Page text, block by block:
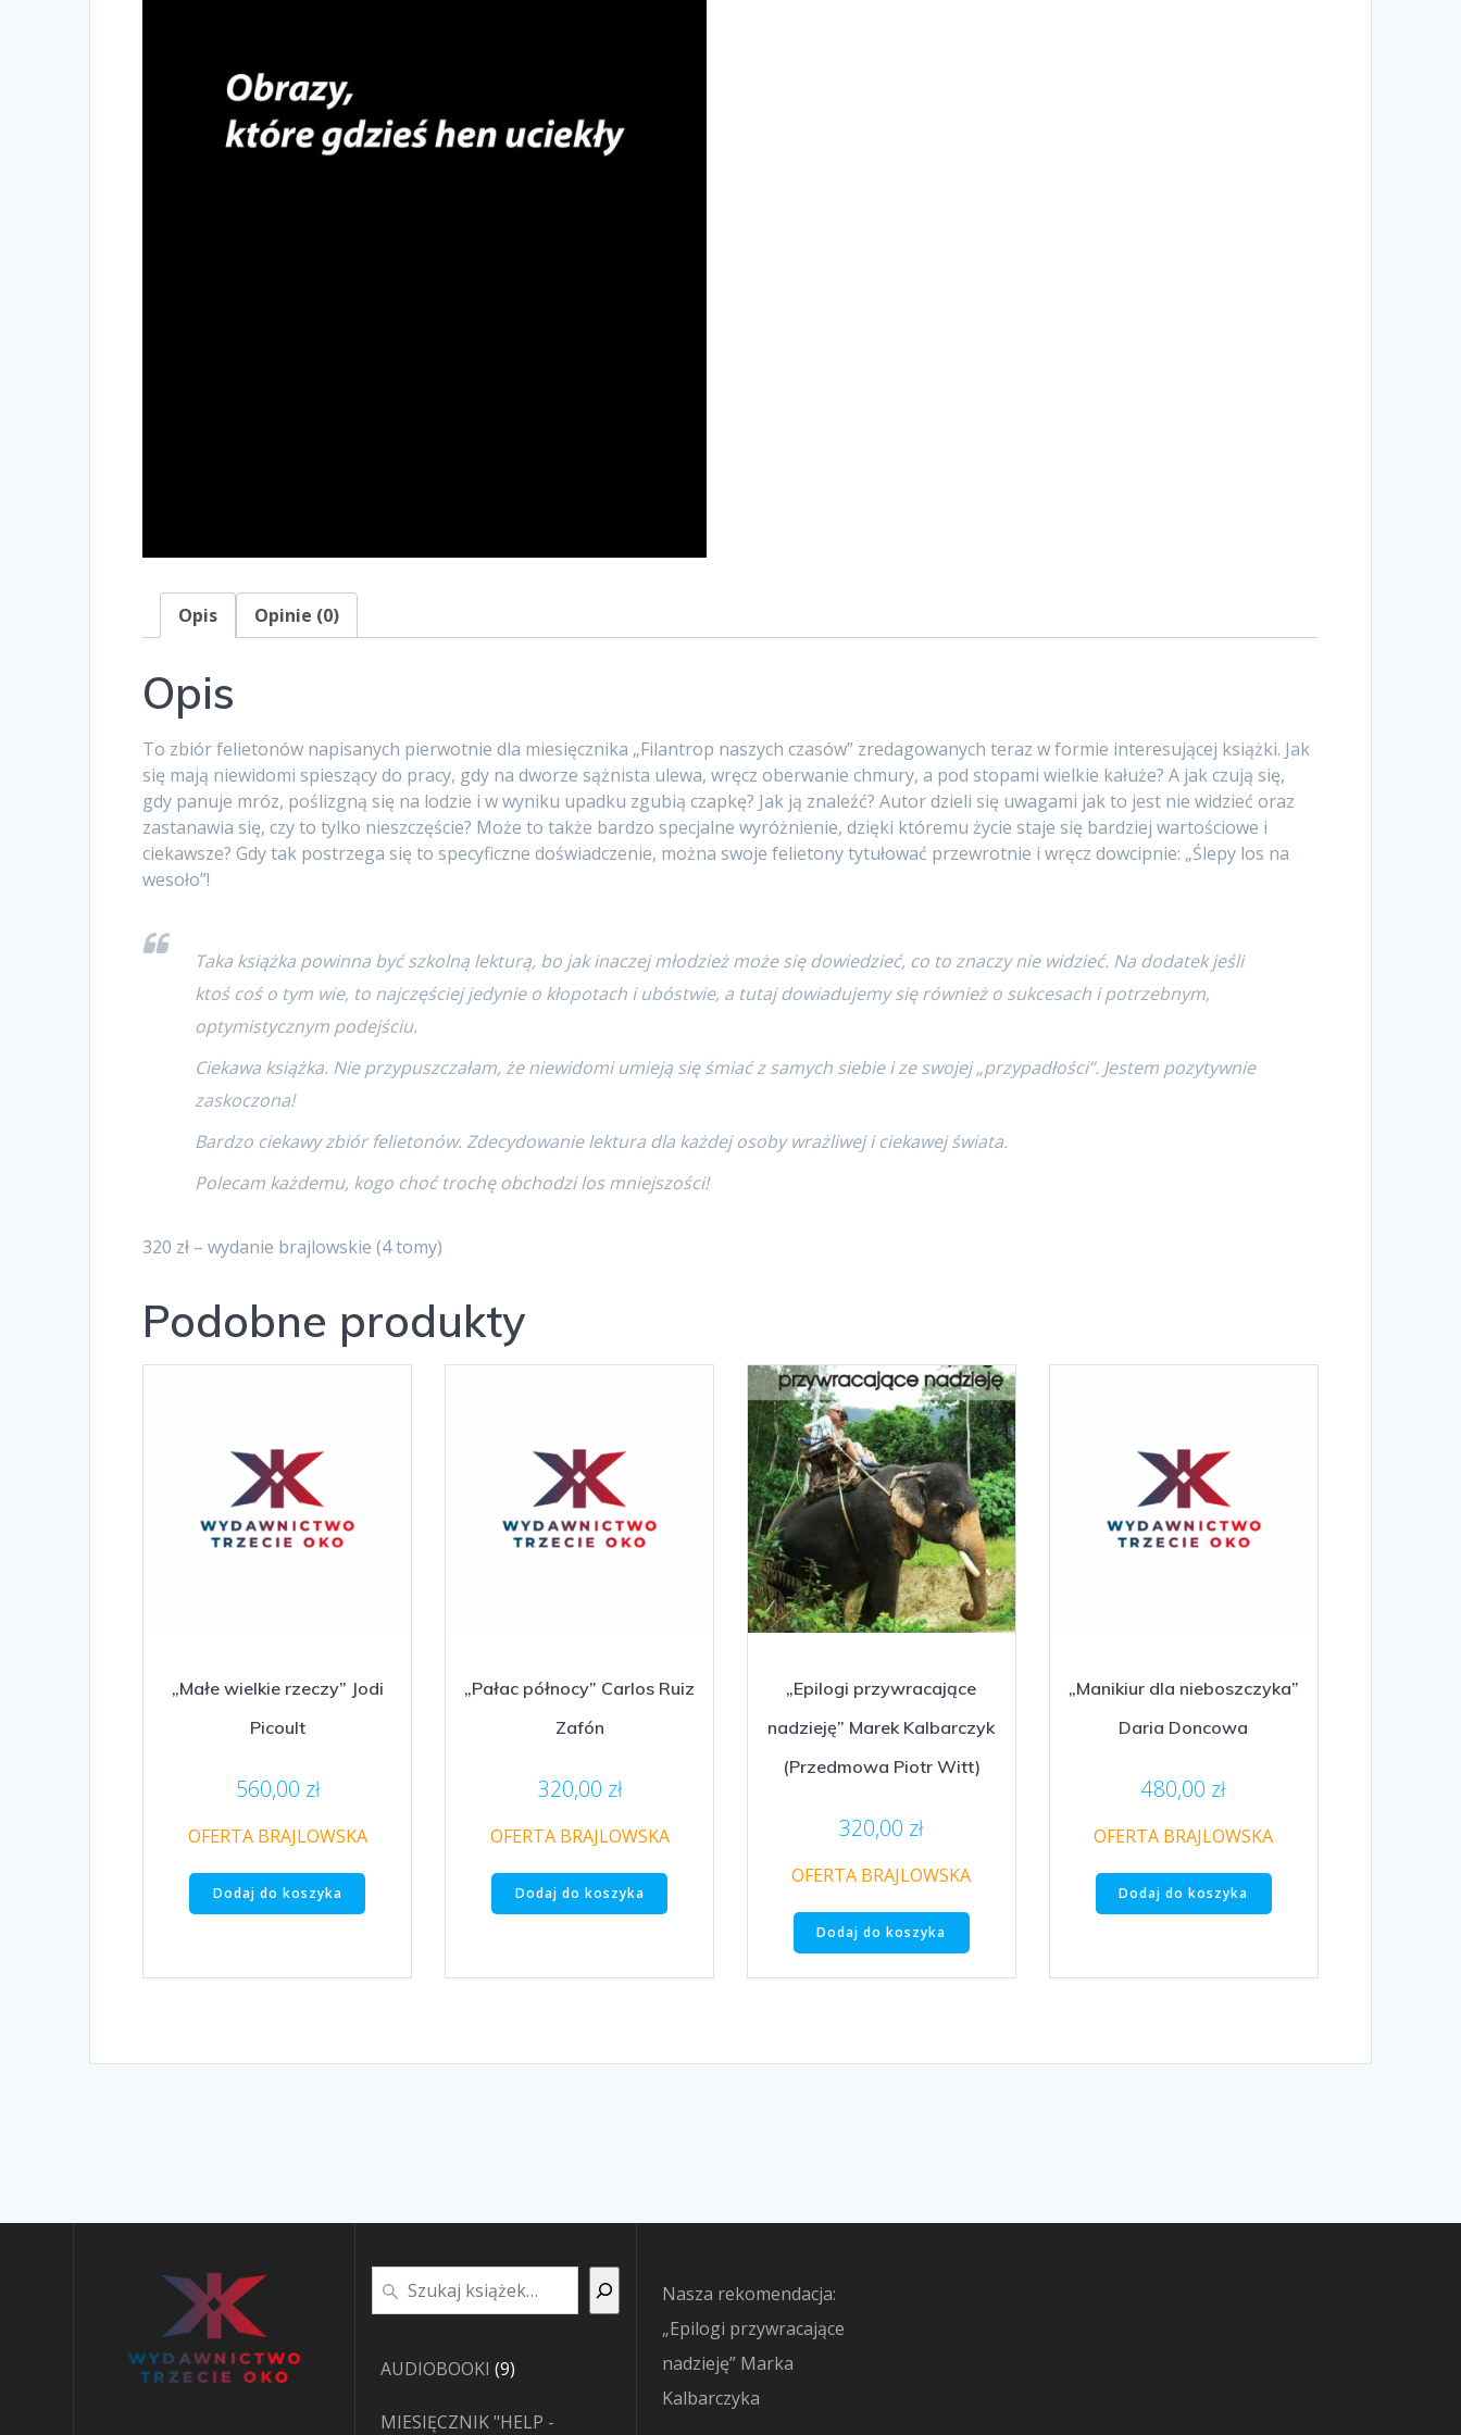
Opis Opinie (0)
Opis
To zbiór felietonów napisanych pierwotnie dla miesięcznika „Filantrop naszych czasów” zredagowanych teraz w formie interesującej książki. Jak
się mają niewidomi spieszący do pracy, gdy na dworze sążnista ulewa, wręcz oberwanie chmury, a pod stopami wielkie kałuże? A jak czują się,
gdy panuje mróz, poślizgną się na lodzie i w wyniku upadku zgubią czapkę? Jak ją znaleźć? Autor dzieli się uwagami jak to jest nie widzieć oraz
zastanawia się, czy to tylko nieszczęście? Może to także bardzo specjalne wyróżnienie, dzięki któremu życie staje się bardziej wartościowe i
ciekawsze? Gdy tak postrzega się to specyficzne doświadczenie, można swoje felietony tytułować przewrotnie i wręcz dowcipnie: „Ślepy los na
wesoło”!
Taka książka powinna być szkolną lekturą, bo jak inaczej młodzież może się dowiedzieć, co to znaczy nie widzieć. Na dodatek jeśli
ktoś coś o tym wie, to najczęściej jedynie o kłopotach i ubóstwie, a tutaj dowiadujemy się również o sukcesach i potrzebnym,
optymistycznym podejściu.
Ciekawa książka. Nie przypuszczałam, że niewidomi umieją się śmiać z samych siebie i ze swojej „przypadłości”. Jestem pozytywnie
zaskoczona!
Bardzo ciekawy zbiór felietonów. Zdecydowanie lektura dla każdej osoby wrażliwej i ciekawej świata.
Polecam każdemu, kogo choć trochę obchodzi los mniejszości!
320 zł – wydanie brajlowskie (4 tomy)
Podobne produkty
„Małe wielkie rzeczy” Jodi
Picoult
560,00 zł
OFERTA BRAJLOWSKA
Dodaj do koszyka
„Pałac północy” Carlos Ruiz
Zafón
320,00 zł
OFERTA BRAJLOWSKA
Dodaj do koszyka
„Epilogi przywracające
nadzieję” Marek Kalbarczyk
(Przedmowa Piotr Witt)
320,00 zł
OFERTA BRAJLOWSKA
Dodaj do koszyka
„Manikiur dla nieboszczyka”
Daria Doncowa
480,00 zł
OFERTA BRAJLOWSKA
Dodaj do koszyka
AUDIOBOOKI 99
MIESIĘCZNIK "HELP -
Nasza rekomendacja:
„Epilogi przywracające
nadzieję” Marka
Kalbarczyka